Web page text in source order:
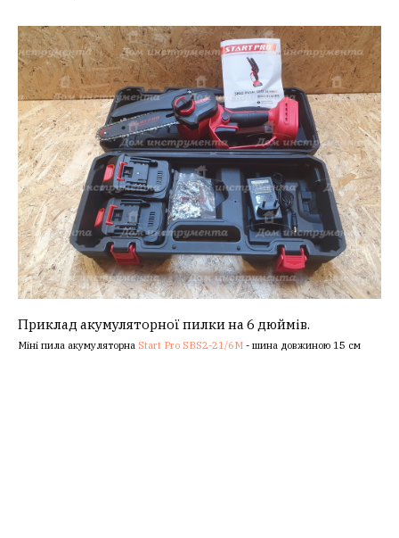
Приклад акумуляторної пилки на 6 дюймів.
Міні пила акумуляторна Start Pro SBS2-21/6М - шина довжиною 15 см